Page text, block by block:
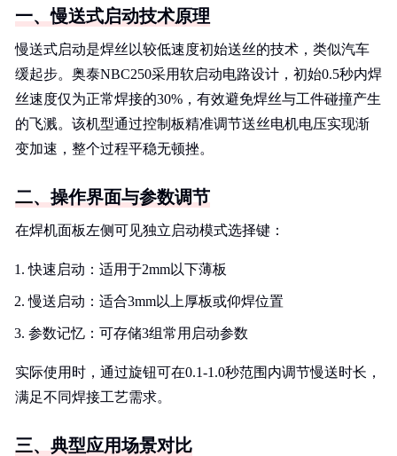
一、慢送式启动技术原理
慢送式启动是焊丝以较低速度初始送丝的技术，类似汽车
缓起步。奥泰NBC250采用软启动电路设计，初始0.5秒内焊
丝速度仅为正常焊接的30%，有效避免焊丝与工件碰撞产生
的飞溅。该机型通过控制板精准调节送丝电机电压实现渐
变加速，整个过程平稳无顿挫。
二、操作界面与参数调节
在焊机面板左侧可见独立启动模式选择键：
快速启动：适用于2mm以下薄板
慢送启动：适合3mm以上厚板或仰焊位置
参数记忆：可存储3组常用启动参数
实际使用时，通过旋钮可在0.1-1.0秒范围内调节慢送时长，
满足不同焊接工艺需求。
三、典型应用场景对比